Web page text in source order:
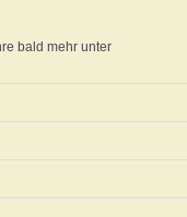
bald mehr unter